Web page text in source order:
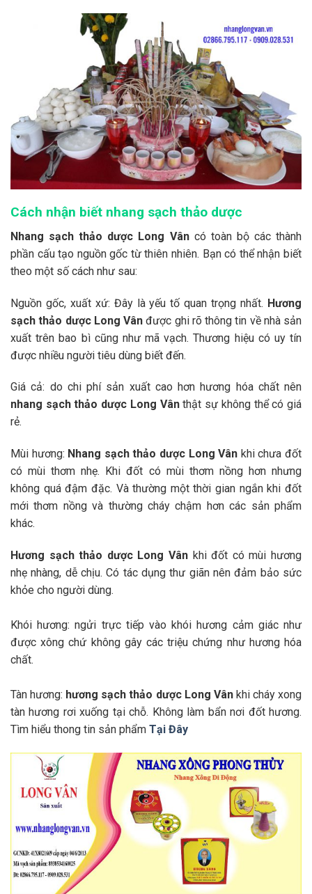
Cách nhận biết nhang sạch thảo dược
Nhang sạch thảo dược Long Vâncó toàn bộ các thành
phần cấu tạo nguồn gốc từ thiên nhiên. Bạn có thể nhận biết
theo một số cách như sau:
Nguồn gốc, xuất xứ: Đây là yếu tố quan trọng nhất. Hương
sạch thảo dược Long Vân được ghi rõ thông tin về nhà sản
xuất trên bao bì cũng như mã vạch. Thương hiệu có uy tín
được nhiều người tiêu dùng biết đến.
Giá cả: do chi phí sản xuất cao hơn hương hóa chất nên
nhang sạch thảo dược Long Vânthật sự không thể có giá
rẻ.
Mùi hương: Nhang sạch thảo dược Long Vân khi chưa đốt
có mùi thơm nhẹ. Khi đốt có mùi thơm nồng hơn nhưng
không quá đậm đặc. Và thường một thời gian ngắn khi đốt
mới thơm nồng và thường cháy chậm hơn các sản phẩm
khác.
Hương sạch thảo dược Long Vân khi đốt có mùi hương
nhẹ nhàng, dễ chịu. Có tác dụng thư giãn nên đảm bảo sức
khỏe cho người dùng.
Khói hương: ngửi trực tiếp vào khói hương cảm giác như
được xông chứ không gây các triệu chứng như hương hóa
chất.
Tàn hương: hương sạch thảo dược Long Vânkhi cháy xong
tàn hương rơi xuống tại chỗ. Không làm bẩn nơi đốt hương.
Tìm hiểu thong tin sản phẩm Tại Đây